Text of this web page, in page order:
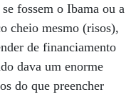
fossem o Ibama ou a
cheio mesmo (risos),
de financiamento
dava um enorme
do que preencher